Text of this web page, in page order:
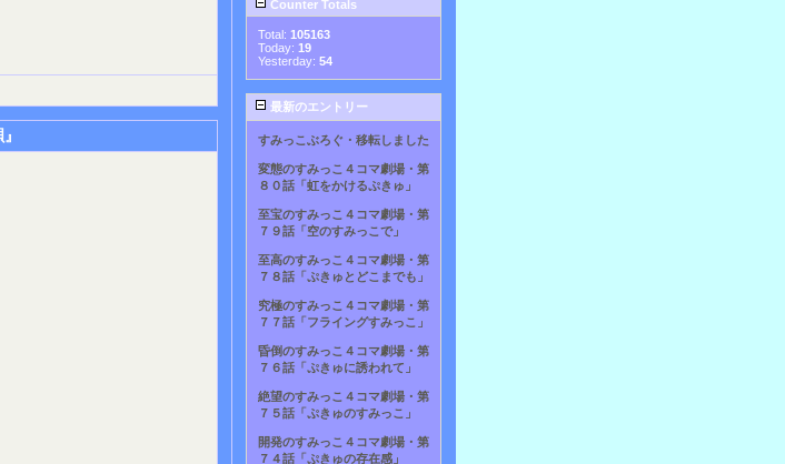
Counter Totals
Total: 105163
Today: 19
Yesterday: 54
最新のエントリー
すみっこぶろぐ・移転しました
変態のすみっこ４コマ劇場・第
８０話「虹をかけるぷきゅ」
至宝のすみっこ４コマ劇場・第
７９話「空のすみっこで」
至高のすみっこ４コマ劇場・第
７８話「ぷきゅとどこまでも」
究極のすみっこ４コマ劇場・第
７７話「フライングすみっこ」
昏倒のすみっこ４コマ劇場・第
７６話「ぷきゅに誘われて」
絶望のすみっこ４コマ劇場・第
７５話「ぷきゅのすみっこ」
開発のすみっこ４コマ劇場・第
７４話「ぷきゅの存在感」